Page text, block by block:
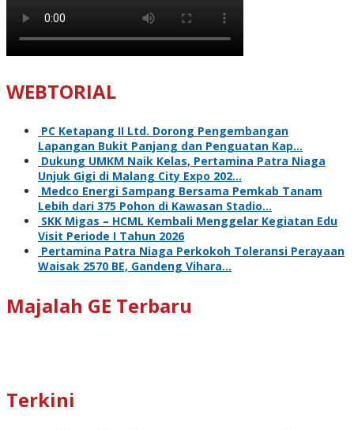
WEBTORIAL
PC Ketapang II Ltd. Dorong Pengembangan
Lapangan Bukit Panjang dan Penguatan Kap…
Dukung UMKM Naik Kelas, Pertamina Patra Niaga
Unjuk Gigi di Malang City Expo 202…
Medco Energi Sampang Bersama Pemkab Tanam
Lebih dari 375 Pohon di Kawasan Stadio…
SKK Migas – HCML Kembali Menggelar Kegiatan Edu
Visit Periode I Tahun 2026
Pertamina Patra Niaga Perkokoh Toleransi Perayaan
Waisak 2570 BE, Gandeng Vihara…
Majalah GE Terbaru
Terkini